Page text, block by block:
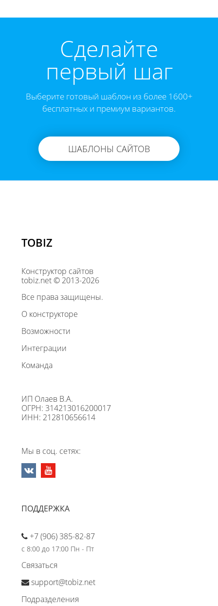
Cделайте
первый шаг
Выберите готовый шаблон из более 1600+
бесплатных и премиум вариантов.
ШАБЛОНЫ САЙТОВ
TOBIZ
Конструктор сайтов
tobiz.net © 2013-2026
Все права защищены.
О конструкторе
Возможности
Интеграции
Команда
ИП Олаев В.А.
ОГРН: 314213016200017
ИНН: 212810656614
Мы в соц. сетях:
ПОДДЕРЖКА
+7 (906) 385-82-87
с 8:00 до 17:00 Пн - Пт
Связаться
support@tobiz.net
Подразделения